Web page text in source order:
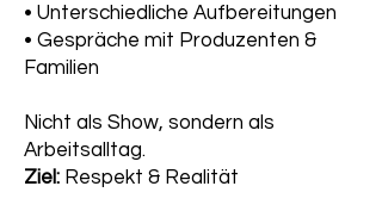
• Unterschiedliche Aufbereitungen
• Gespräche mit Produzenten &
Familien
Nicht als Show, sondern als
Arbeitsalltag.
Ziel: Respekt & Realität